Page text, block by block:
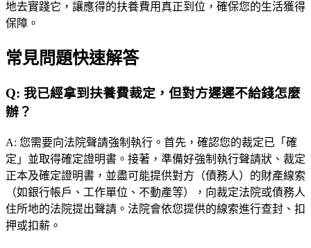
地去實踐它，讓應得的扶養費用真正到位，確保您的生活獲得
保障。
常見問題快速解答
Q: 我已經拿到扶養費裁定，但對方遲遲不給錢怎麼
辦？
A: 您需要向法院聲請強制執行。首先，確認您的裁定已「確
定」並取得確定證明書。接著，準備好強制執行聲請狀、裁定
正本及確定證明書，並盡可能提供對方（債務人）的財產線索
（如銀行帳戶、工作單位、不動產等），向裁定法院或債務人
住所地的法院提出聲請。法院會依您提供的線索進行查封、扣
押或扣薪。